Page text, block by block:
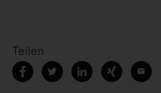
Teilen